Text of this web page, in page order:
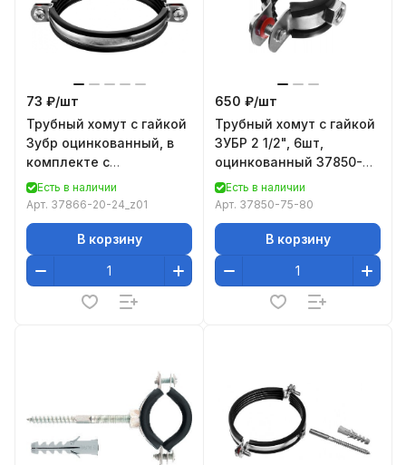
73 ₽/шт
Трубный хомут с гайкой
Зубр оцинкованный, в
комплекте с
сантехнической
шпилькой и дюбелем,
Есть в наличии
Арт. 37866-20-24_z01
В корзину
650 ₽/шт
Трубный хомут с гайкой
ЗУБР 2 1/2", 6шт,
оцинкованный 37850-
75-80
Есть в наличии
Арт. 37850-75-80
В корзину